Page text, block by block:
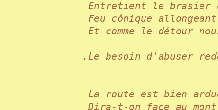
Entretient le
Feu cônique
Et comme le détour
.Le besoin d'abuser
La route est bien
Dira-t-on face au